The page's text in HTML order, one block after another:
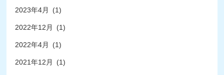
2023年4月 (1)
2022年12月 (1)
2022年4月 (1)
2021年12月 (1)